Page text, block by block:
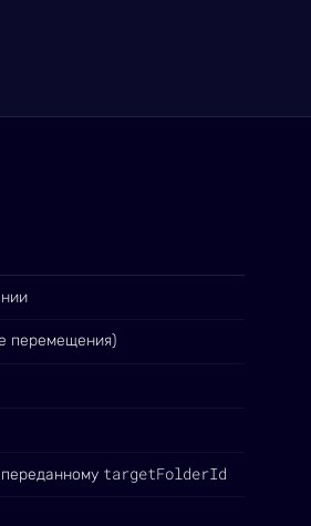
перемещения)
targetFolderId